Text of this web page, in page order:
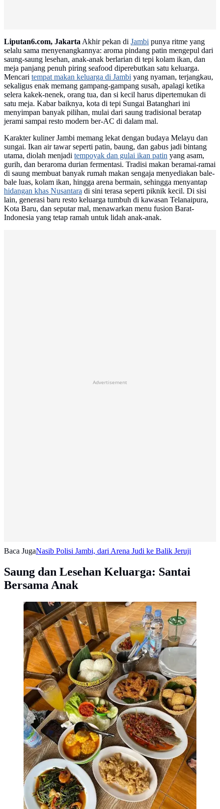
Liputan6.com, JakartaAkhir pekan di Jambi punya ritme yang
selalu sama menyenangkannya: aroma pindang patin mengepul dari
saung-saung lesehan, anak-anak berlarian di tepi kolam ikan, dan
meja panjang penuh piring seafood diperebutkan satu keluarga.
Mencari tempat makan keluarga di Jambi yang nyaman, terjangkau,
sekaligus enak memang gampang-gampang susah, apalagi ketika
selera kakek-nenek, orang tua, dan si kecil harus dipertemukan di
satu meja. Kabar baiknya, kota di tepi Sungai Batanghari ini
menyimpan banyak pilihan, mulai dari saung tradisional beratap
jerami sampai resto modern ber-AC di dalam mal.
Karakter kuliner Jambi memang lekat dengan budaya Melayu dan
sungai. Ikan air tawar seperti patin, baung, dan gabus jadi bintang
utama, diolah menjadi tempoyak dan gulai ikan patin yang asam,
gurih, dan beraroma durian fermentasi. Tradisi makan beramai-ramai
di saung membuat banyak rumah makan sengaja menyediakan bale-
bale luas, kolam ikan, hingga arena bermain, sehingga menyantap
hidangan khas Nusantara di sini terasa seperti piknik kecil. Di sisi
lain, generasi baru resto keluarga tumbuh di kawasan Telanaipura,
Kota Baru, dan seputar mal, menawarkan menu fusion Barat-
Indonesia yang tetap ramah untuk lidah anak-anak.
Advertisement
Baca JugaNasib Polisi Jambi, dari Arena Judi ke Balik Jeruji
Saung dan Lesehan Keluarga: Santai
Bersama Anak
kampung kecil - 5 ZiLs (maps.google)